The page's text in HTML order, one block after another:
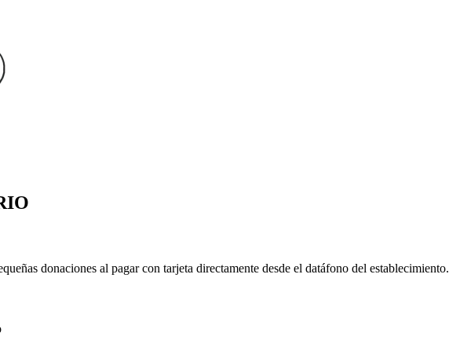
donaciones al pagar con tarjeta directamente desde el datáfono del establecimiento.